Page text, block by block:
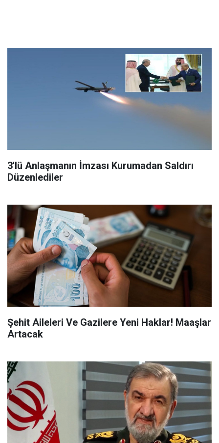
3'lü Anlaşmanın İmzası Kurumadan Saldırı
Düzenlediler
Şehit Aileleri Ve Gazilere Yeni Haklar! Maaşlar
Artacak